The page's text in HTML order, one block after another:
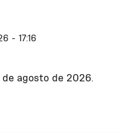
- 17:16
agosto de 2026.